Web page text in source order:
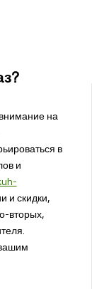
на
в
и
и скидки,
вторых,